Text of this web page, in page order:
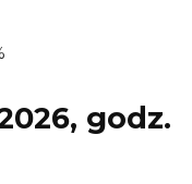
godz.